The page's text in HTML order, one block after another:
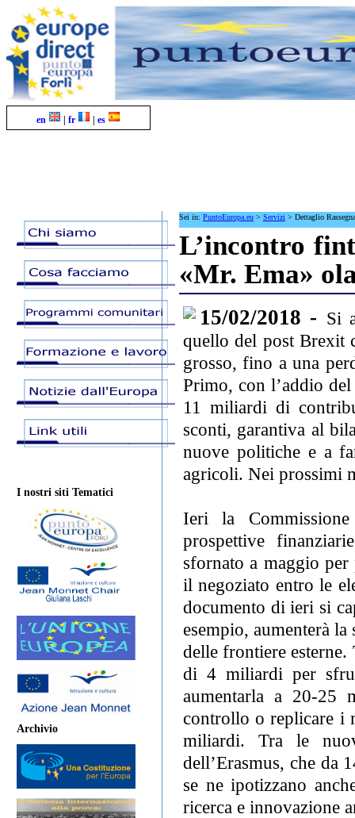
en | fr | es
I nostri siti Tematici
Archivio
Sei in: PuntoEuropa.eu > Servizi > Dettaglio
L’incontro
«Mr. Ema»
15/02/2018 - Si
quello del post Brexit
grosso, fino a una
Primo, con l’addio
11 miliardi di
sconti, garantiva al
nuove politiche e a
agricoli. Nei prossimi
Ieri la
prospettive
sfornato a maggio
il negoziato entro le
documento di ieri si
esempio, aumenterà
delle frontiere esterne.
di 4 miliardi per
aumentarla a 20-25
controllo o replicare i
miliardi. Tra le
dell’Erasmus, che da
se ne ipotizzano
ricerca e innovazione